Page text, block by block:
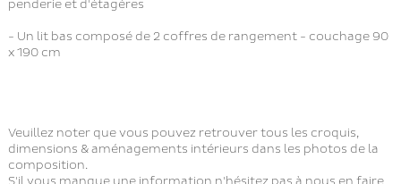
penderie et d'étagères
- Un lit bas composé de 2 coffres de rangement - couchage 90
x 190 cm
Veuillez noter que vous pouvez retrouver tous les croquis,
dimensions & aménagements intérieurs dans les photos de la
composition.